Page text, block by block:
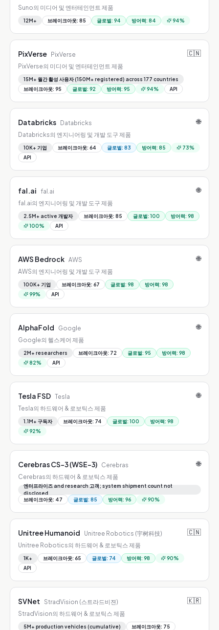
Suno의 미디어 및 엔터테인먼트 제품
12M+ 브레이크아웃: 85 글로벌: 94 방어력: 84 94%
PixVerse PixVerse 🇨🇳
PixVerse의 미디어 및 엔터테인먼트 제품
15M+ 월간 활성 사용자 (150M+ registered) across 177 countries
브레이크아웃: 95 글로벌: 92 방어력: 95 94% API
Databricks Databricks 🌐
Databricks의 엔지니어링 및 개발 도구 제품
10K+ 기업 브레이크아웃: 64 글로벌: 83 방어력: 85 73%
API
fal.ai fal.ai 🌐
fal.ai의 엔지니어링 및 개발 도구 제품
2.5M+ active 개발자 브레이크아웃: 85 글로벌: 100 방어력: 98
100% API
AWS Bedrock AWS 🌐
AWS의 엔지니어링 및 개발 도구 제품
100K+ 기업 브레이크아웃: 67 글로벌: 98 방어력: 98
99% API
AlphaFold Google 🌐
Google의 헬스케어 제품
2M+ researchers 브레이크아웃: 72 글로벌: 95 방어력: 98
82% API
Tesla FSD Tesla 🌐
Tesla의 하드웨어 & 로보틱스 제품
1.1M+ 구독자 브레이크아웃: 74 글로벌: 100 방어력: 98
92%
Cerebras CS-3 (WSE-3) Cerebras 🌐
Cerebras의 하드웨어 & 로보틱스 제품
엔터프라이즈 and research 고객; system shipment count not
disclosed
브레이크아웃: 47 글로벌: 85 방어력: 96 90%
Unitree Humanoid Unitree Robotics (宇树科技) 🇨🇳
Unitree Robotics의 하드웨어 & 로보틱스 제품
1K+ 브레이크아웃: 65 글로벌: 74 방어력: 98 90%
API
SVNet StradVision (스트라드비젼) 🇰🇷
StradVision의 하드웨어 & 로보틱스 제품
5M+ production vehicles (cumulative) 브레이크아웃: 75